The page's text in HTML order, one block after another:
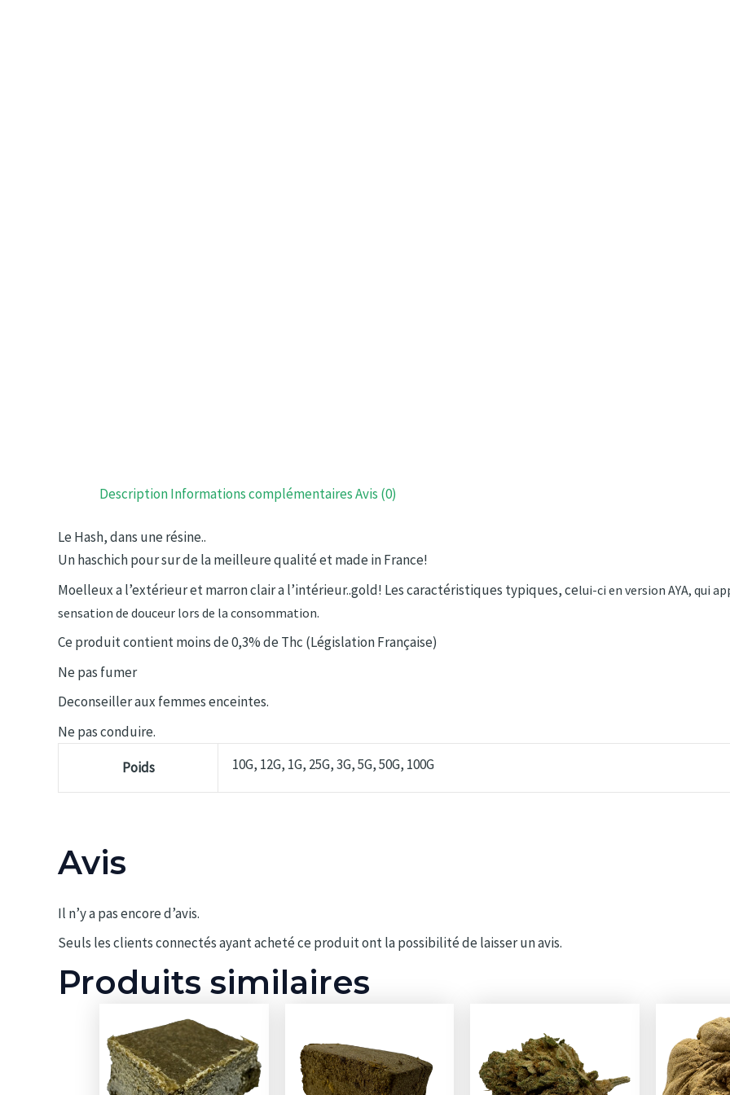
DescriptionInformations complémentairesAvis (0)
Le Hash, dans une résine..
Un haschich pour sur de la meilleure qualité et made in France!
Moelleux a l’extérieur et marron clair a l’intérieur..gold! Les caractéristiques typiques, celui-ci en version AYA, qui
sensation de douceur lors de la consommation.
Ce produit contient moins de 0,3% de Thc (Législation Française)
Ne pas fumer
Deconseiller aux femmes enceintes.
Ne pas conduire.
Poids
10G, 12G, 1G, 25G, 3G, 5G, 50G, 100G
Avis
Il n’y a pas encore d’avis.
Seuls les clients connectés ayant acheté ce produit ont la possibilité de laisser un avis.
Produits similaires